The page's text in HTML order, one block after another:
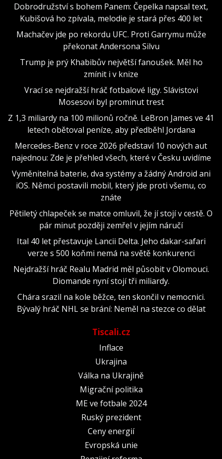
Dobrodružství s bohem Panem: Čepelka napsal text,
Kubišová ho zpívala, melodie je stará přes 400 let
Machačev jde po rekordu UFC. Proti Garrymu může
překonat Andersona Silvu
Trump je prý Khabibův největší fanoušek. Měl ho
zmínit i v knize
Vrací se nejdražší hráč fotbalové ligy. Slávistovi
Mosesovi byl prominut trest
Z 1,3 miliardy na 100 milionů ročně. LeBron James ve 41
letech obětoval peníze, aby předběhl Jordana
Mercedes-Benz v roce 2026 představí 10 nových aut
najednou: Zde je přehled všech, které v Česku uvidíme
Vyměnitelná baterie, dva systémy a žádný Android ani
iOS. Němci postavili mobil, který jde proti všemu, co
znáte
Pětiletý chlapeček se matce omluvil, že jí stojí v cestě. O
pár minut později zemřel v jejím náručí
Ital 40 let přestavuje Lancii Delta. Jeho dakar-safari
verze s 500 koňmi nemá na světě konkurenci
Nejdražší hráč Realu Madrid měl působit v Olomouci.
Diomande nyní stojí tři miliardy.
Chára srazil na kole běžce, ten skončil v nemocnici.
Bývalý hráč NHL se brání: Neměl na stezce co dělat
Tiscali.cz
Inflace
Ukrajina
Válka na Ukrajině
Migrační politika
ME ve fotbale 2024
Ruský prezident
Ceny energií
Evropská unie